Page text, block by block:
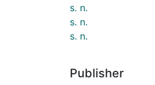
s. n.
s. n.
s. n.
Publisher